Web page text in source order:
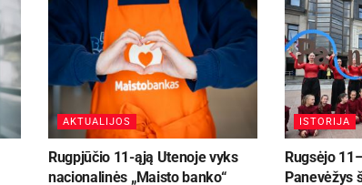
AKTUALIJOS
Rugpjūčio 11-ąją Utenoje vyks
nacionalinės „Maisto banko“
ISTORIJA
Rugsėjo
Panevėžys